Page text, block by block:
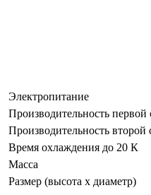
Электропитание
Производительность
Производительность
Время охлаждения до 20 К
Масса
Размер (высота х диаметр)